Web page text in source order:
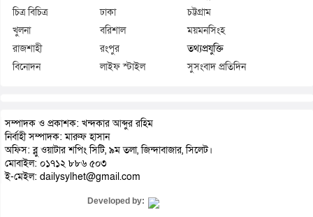
চিত্র বিচিত্র
ঢাকা
চট্টগ্রাম
খুলনা
বরিশাল
ময়মনসিংহ
রাজশাহী
রংপুর
তথ্যপ্রযুক্তি
বিনোদন
লাইফ স্টাইল সুসংবাদ প্রতিদিন
সম্পাদক ও প্রকাশক: খন্দকার আব্দুর রহিম
নির্বাহী সম্পাদক: মারুফ হাসান
অফিস: ব্লু ওয়াটার শপিং সিটি, ৯ম তলা, জিন্দাবাজার, সিলেট।
মোবাইল: ০১৭১২ ৮৮৬ ৫০৩
ই-মেইল: dailysylhet@gmail.com
Developed by: